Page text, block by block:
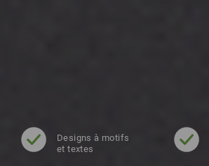
Designs à motifs
et textes